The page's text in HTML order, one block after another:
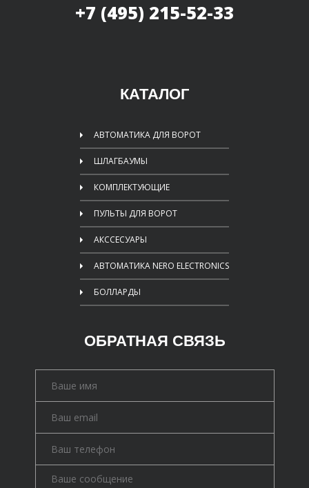
+7 (495) 215-52-33
КАТАЛОГ
АВТОМАТИКА ДЛЯ ВОРОТ
ШЛАГБАУМЫ
КОМПЛЕКТУЮЩИЕ
ПУЛЬТЫ ДЛЯ ВОРОТ
АКССЕСУАРЫ
АВТОМАТИКА NERO ELECTRONICS
БОЛЛАРДЫ
ОБРАТНАЯ СВЯЗЬ